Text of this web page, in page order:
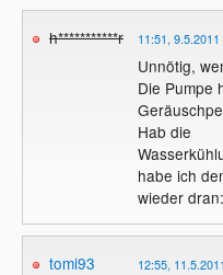
h***********r 11:51, 9.5.2011
Unnötig,
Die Pumpe
Hab die
habe ich
wieder
tomi93
12:55, 11.5.2011